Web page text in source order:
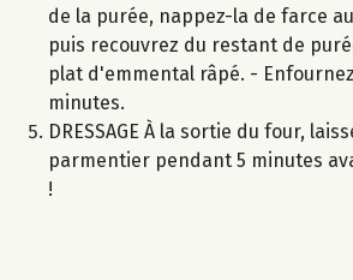
de la purée, nappez-la de farce
puis recouvrez du restant de
plat d'emmental râpé. -
minutes.
DRESSAGE À la sortie du four,
parmentier pendant 5 minutes
!